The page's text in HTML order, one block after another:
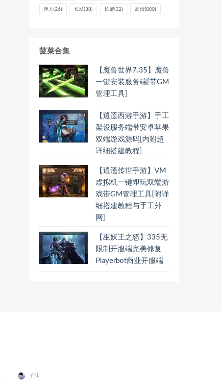
迷人 (26) 长发(38) 长腿(32) 高清(800)
菠菜合集
【魔兽世界7.35】魔兽
一键安装服务端[带GM
管理工具]
【逍遥西游手游】手工
架设服务端带安卓苹果
双端游戏源码[内附超
详细搭建教程]
【逍遥传世手游】VM
虚拟机一键即玩双端游
戏带GM管理工具[附详
细搭建教程与手工外
网]
【巫妖王之怒】335无
限制开服端完美修复
Playerbot商业开服端
子沫